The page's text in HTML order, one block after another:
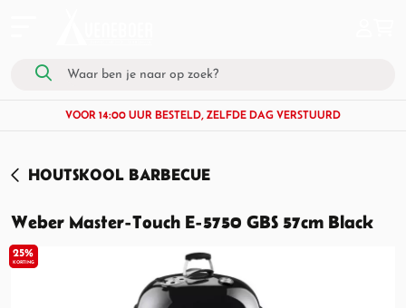
VOOR 14:00 UUR BESTELD, ZELFDE DAG VERSTUURD
HOUTSKOOL BARBECUE
25%
KORTING
Weber Master-Touch E-5750 GBS 57cm Black